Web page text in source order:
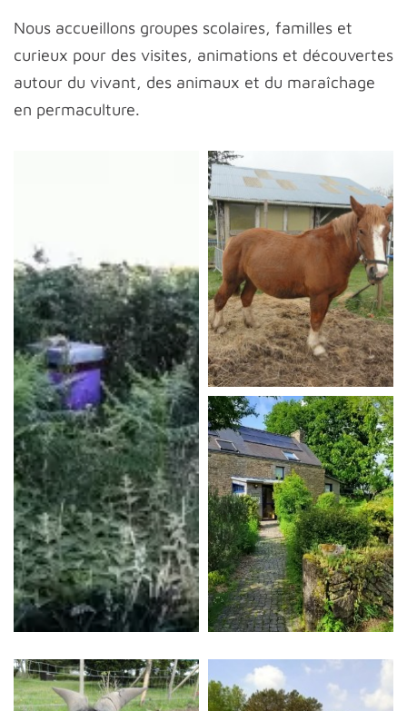
Nous accueillons groupes scolaires, familles et
curieux pour des visites, animations et découvertes
autour du vivant, des animaux et du maraîchage
en permaculture.